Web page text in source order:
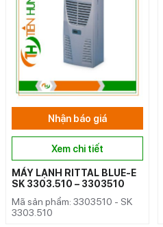
Nhận báo giá
Xem chi tiết
MÁY LẠNH RITTAL BLUE-E
SK 3303.510 – 3303510
Mã sản phẩm: 3303510 - SK
3303.510